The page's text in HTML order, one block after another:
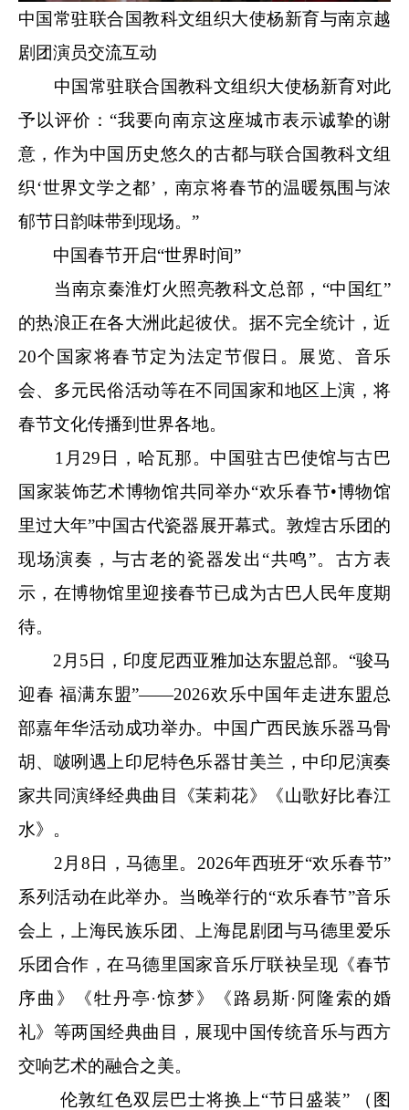
中国常驻联合国教科文组织大使杨新育与南京越
剧团演员交流互动
中国常驻联合国教科文组织大使杨新育对此
予以评价：“我要向南京这座城市表示诚挚的谢
意，作为中国历史悠久的古都与联合国教科文组
织‘世界文学之都’，南京将春节的温暖氛围与浓
郁节日韵味带到现场。”
中国春节开启“世界时间”
当南京秦淮灯火照亮教科文总部，“中国红”
的热浪正在各大洲此起彼伏。据不完全统计，近
20个国家将春节定为法定节假日。展览、音乐
会、多元民俗活动等在不同国家和地区上演，将
春节文化传播到世界各地。
1月29日，哈瓦那。中国驻古巴使馆与古巴
国家装饰艺术博物馆共同举办“欢乐春节•博物馆
里过大年”中国古代瓷器展开幕式。敦煌古乐团的
现场演奏，与古老的瓷器发出“共鸣”。古方表
示，在博物馆里迎接春节已成为古巴人民年度期
待。
2月5日，印度尼西亚雅加达东盟总部。“骏马
迎春 福满东盟”——2026欢乐中国年走进东盟总
部嘉年华活动成功举办。中国广西民族乐器马骨
胡、啵咧遇上印尼特色乐器甘美兰，中印尼演奏
家共同演绎经典曲目《茉莉花》《山歌好比春江
水》。
2月8日，马德里。2026年西班牙“欢乐春节”
系列活动在此举办。当晚举行的“欢乐春节”音乐
会上，上海民族乐团、上海昆剧团与马德里爱乐
乐团合作，在马德里国家音乐厅联袂呈现《春节
序曲》《牡丹亭·惊梦》《路易斯·阿隆索的婚
礼》等两国经典曲目，展现中国传统音乐与西方
交响艺术的融合之美。
伦敦红色双层巴士将换上“节日盛装” （图